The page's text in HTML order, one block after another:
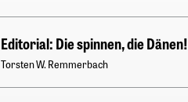
Editorial: Die spinnen, die Dänen!
Torsten W. Remmerbach